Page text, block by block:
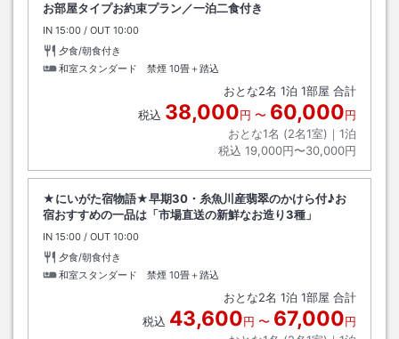
お部屋タイプお約束プラン／一泊二食付き
IN チェックイン
15:00 / OUT チェックアウト
10:00
夕食/朝食付き
和室スタンダード 禁煙 10畳＋踏込
おとな2名 1泊 1部屋 合計
税込 38,000円 〜 60,000円
おとな1名 (2名1室)｜ 1泊
税込 19,000円〜30,000円
★にいがた宿物語★早期30・糸魚川産翡翠のかけら付♪お
宿おすすめの一品は「市場直送の新鮮なお造り3種」
IN チェックイン
15:00 / OUT チェックアウト
10:00
夕食/朝食付き
和室スタンダード 禁煙 10畳＋踏込
おとな2名 1泊 1部屋 合計
税込 43,600円 〜 67,000円